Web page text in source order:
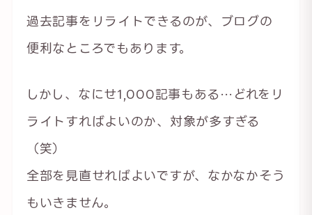
過去記事をリライトできるのが、ブログの
便利なところでもあります。
しかし、なにせ1,000記事もある…どれをリ
ライトすればよいのか、対象が多すぎる
（笑）
全部を見直せればよいですが、なかなかそう
もいきません。